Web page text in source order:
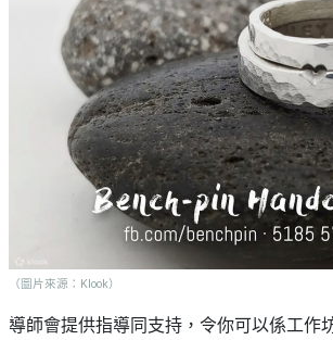
（圖片來源：Klook）
導師會提供指導同支持，令你可以係工作